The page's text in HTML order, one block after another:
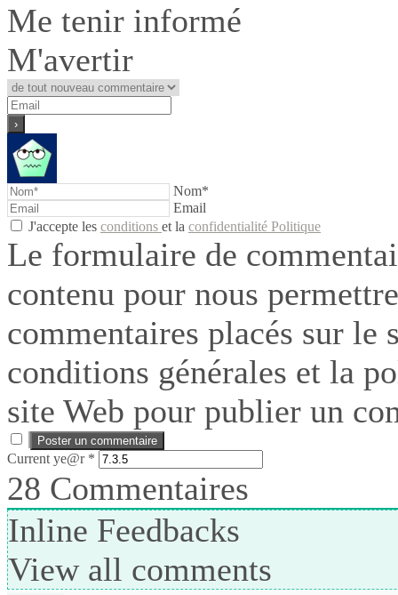
Me tenir informé
M'avertir
Nom*
Email
J'accepte les conditions et la confidentialité Politique
Le formulaire de
contenu pour nous
commentaires placés sur
conditions générales et la
site Web pour publier un
Current ye@r *
28 Commentaires
Inline Feedbacks
View all comments